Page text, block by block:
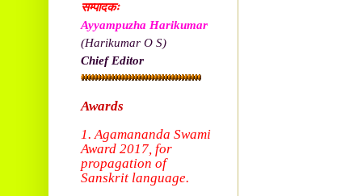
सम्पादकः
Ayyampuzha Harikumar
(Harikumar O S)
Chief Editor
Awards
1. Agamananda Swami
Award 2017, for
propagation of
Sanskrit language.